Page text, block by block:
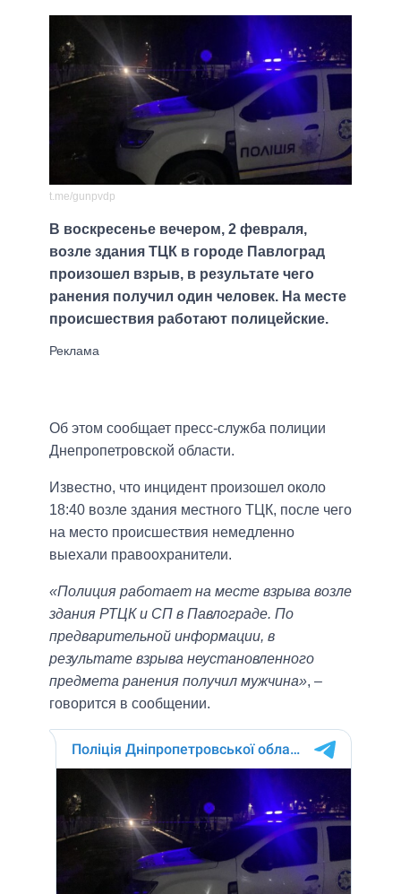
t.me/gunpvdp
В воскресенье вечером, 2 февраля,
возле здания ТЦК в городе Павлоград
произошел взрыв, в результате чего
ранения получил один человек. На месте
происшествия работают полицейские.
Об этом сообщает пресс-служба полиции
Днепропетровской области.
Известно, что инцидент произошел около
18:40 возле здания местного ТЦК, после чего
на место происшествия немедленно
выехали правоохранители.
«Полиция работает на месте взрыва возле
здания РТЦК и СП в Павлограде. По
предварительной информации, в
результате взрыва неустановленного
предмета ранения получил мужчина», –
говорится в сообщении.